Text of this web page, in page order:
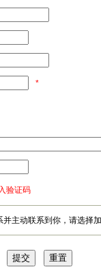
*
验证码
主动联系到你，请选择